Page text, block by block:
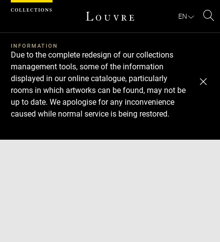
EN
INFORMATION
Due to the complete redesign of our collections
management tools, some of the information
displayed in our online catalogue, particularly
rooms in which artworks can be found, may not be
up to date. We apologise for any inconvenience
caused while normal service is being restored.
Download
Next
Previous
Cookies management panel